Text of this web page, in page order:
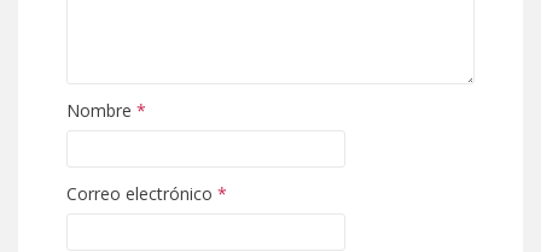
Nombre *
Correo electrónico *